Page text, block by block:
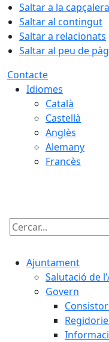
Saltar a la capçalera
Saltar al contingut
Saltar a relacionats
Saltar al peu de
Contacte
Idiomes
Català
Castellà
Anglès
Alemany
Francès
Cercar:
Ajuntament
Salutació de
Govern